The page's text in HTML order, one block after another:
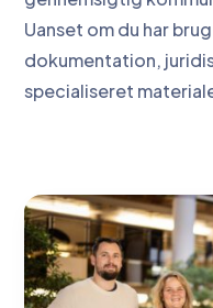
Uanset om du har
dokumentation,
specialiseret